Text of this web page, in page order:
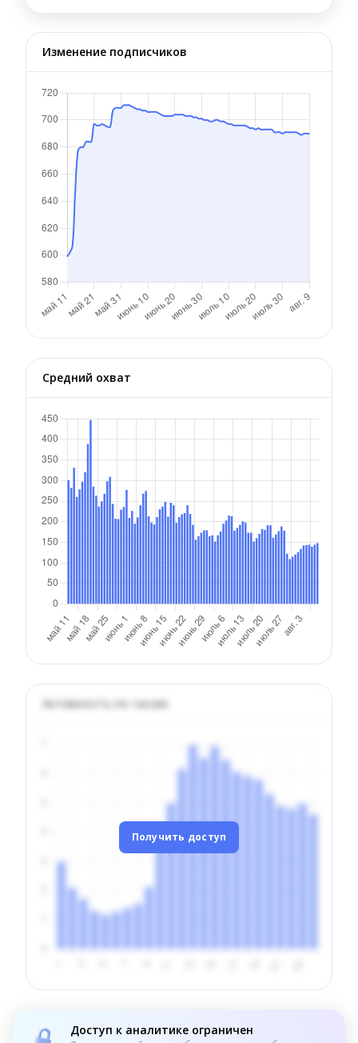
Изменение подписчиков
Средний охват
Активность по часам
Получить доступ
Доступ к аналитике ограничен